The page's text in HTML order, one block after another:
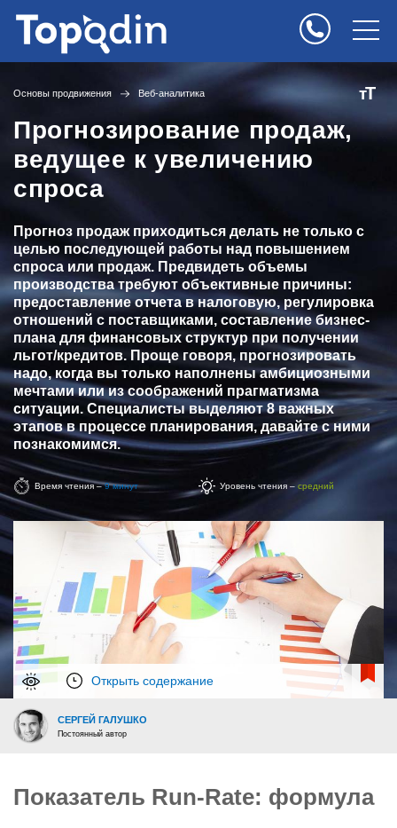
тТ
Основы продвижения Веб-аналитика
Прогнозирование продаж,
ведущее к увеличению
спроса
Прогноз продаж приходиться делать не только с
целью последующей работы над повышением
спроса или продаж. Предвидеть объемы
производства требуют объективные причины:
предоставление отчета в налоговую, регулировка
отношений с поставщиками, составление бизнес-
плана для финансовых структур при получении
льгот/кредитов. Проще говоря, прогнозировать
надо, когда вы только наполнены амбициозными
мечтами или из соображений прагматизма
ситуации. Специалисты выделяют 8 важных
этапов в процессе планирования, давайте с ними
познакомимся.
Время чтения –9 минут Уровень чтения – средний
Открыть содержание
СЕРГЕЙ ГАЛУШКО
Постоянный автор
Показатель Run-Rate: формула